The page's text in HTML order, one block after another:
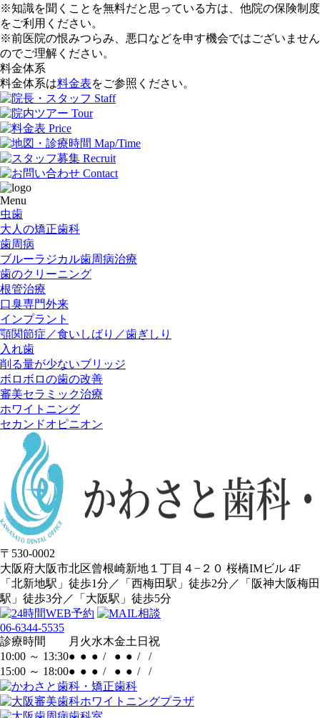
※知識を聞くことを無料だと思っている方は、他院の保険制度
をご利用ください。
※前医院の恨みつらみ、悪口などを申す機会ではございません
のでご理解ください。
料金体系
料金体系は料金表をご参照ください。
Menu
虫歯
大人の矯正歯科
歯周病
ブルーラジカル歯周病治療
歯のクリーニング
根管治療
口臭専門外来
インプラント
顎関節症／食いしばり／歯ぎしり
入れ歯
削る量が少ないブリッジ
ボロボロの歯の改善
審美セラミック治療
ホワイトニング
セカンドオピニオン
〒530-0002
大阪府大阪市北区曾根崎新地１丁目４−２０ 桜橋IMビル 4F
「北新地駅」徒歩1分／「西梅田駅」徒歩2分／
「阪神大阪梅田
駅」徒歩3分／「大阪駅」徒歩5分
06-6344-5535
診療時間
月 火水木金土 日 祝
10:00 ～ 13:30● ● ● / ● ● /
/
15:00 ～ 18:00● ● ● / ● ● / /